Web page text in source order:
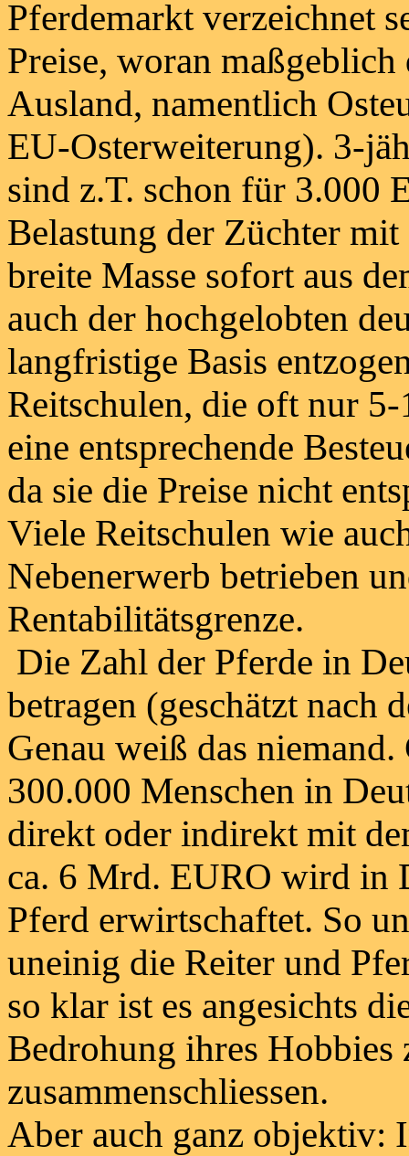
Pferdemarkt verzeichnet
Preise, woran
Ausland, namentlich
EU-Osterweiterung). 3-
sind z.T. schon für 3.000
Belastung der Züchter
breite Masse sofort aus
auch der hochgelobten
langfristige Basis
Reitschulen, die oft nur
eine entsprechende
da sie die Preise nicht
Viele Reitschulen wie
Nebenerwerb betrieben
Rentabilitätsgrenze.
Die Zahl der Pferde in
betragen (geschätzt nach
Genau weiß das
300.000 Menschen in
direkt oder indirekt mit
ca. 6 Mrd. EURO wird in
Pferd erwirtschaftet. So
uneinig die Reiter und
so klar ist es angesichts
Bedrohung ihres
zusammenschliessen.
Aber auch ganz objektiv: